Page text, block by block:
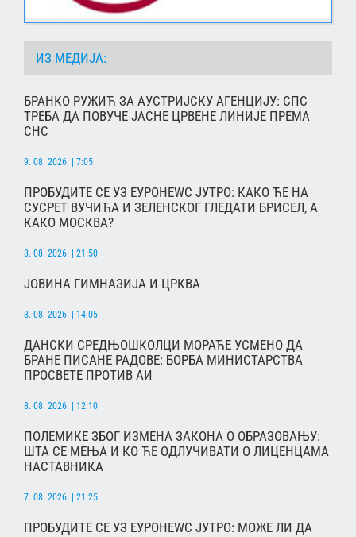
ИЗ МЕДИЈА:
БРАНКО РУЖИЋ ЗА АУСТРИЈСКУ АГЕНЦИЈУ: СПС
ТРЕБА ДА ПОВУЧЕ ЈАСНЕ ЦРВЕНЕ ЛИНИЈЕ ПРЕМА
СНС
9. 08. 2026. | 7:05
ПРОБУДИТЕ СЕ УЗ ЕУРОНЕWС ЈУТРО: КАКО ЋЕ НА
СУСРЕТ ВУЧИЋА И ЗЕЛЕНСКОГ ГЛЕДАТИ БРИСЕЛ, А
КАКО МОСКВА?
8. 08. 2026. | 21:50
ЈОВИНА ГИМНАЗИЈА И ЦРКВА
8. 08. 2026. | 14:05
ДАНСКИ СРЕДЊОШКОЛЦИ МОРАЋЕ УСМЕНО ДА
БРАНЕ ПИСАНЕ РАДОВЕ: БОРБА МИНИСТАРСТВА
ПРОСВЕТЕ ПРОТИВ АИ
8. 08. 2026. | 12:10
ПОЛЕМИКЕ ЗБОГ ИЗМЕНА ЗАКОНА О ОБРАЗОВАЊУ:
ШТА СЕ МЕЊА И КО ЋЕ ОДЛУЧИВАТИ О ЛИЦЕНЦАМА
НАСТАВНИКА
7. 08. 2026. | 21:25
ПРОБУДИТЕ СЕ УЗ ЕУРОНЕWС ЈУТРО: МОЖЕ ЛИ ДА